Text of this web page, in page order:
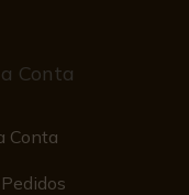
Conta
Conta